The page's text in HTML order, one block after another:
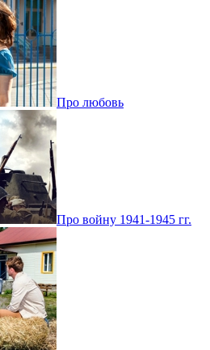
Про любовь
Про войну 1941-1945 гг.